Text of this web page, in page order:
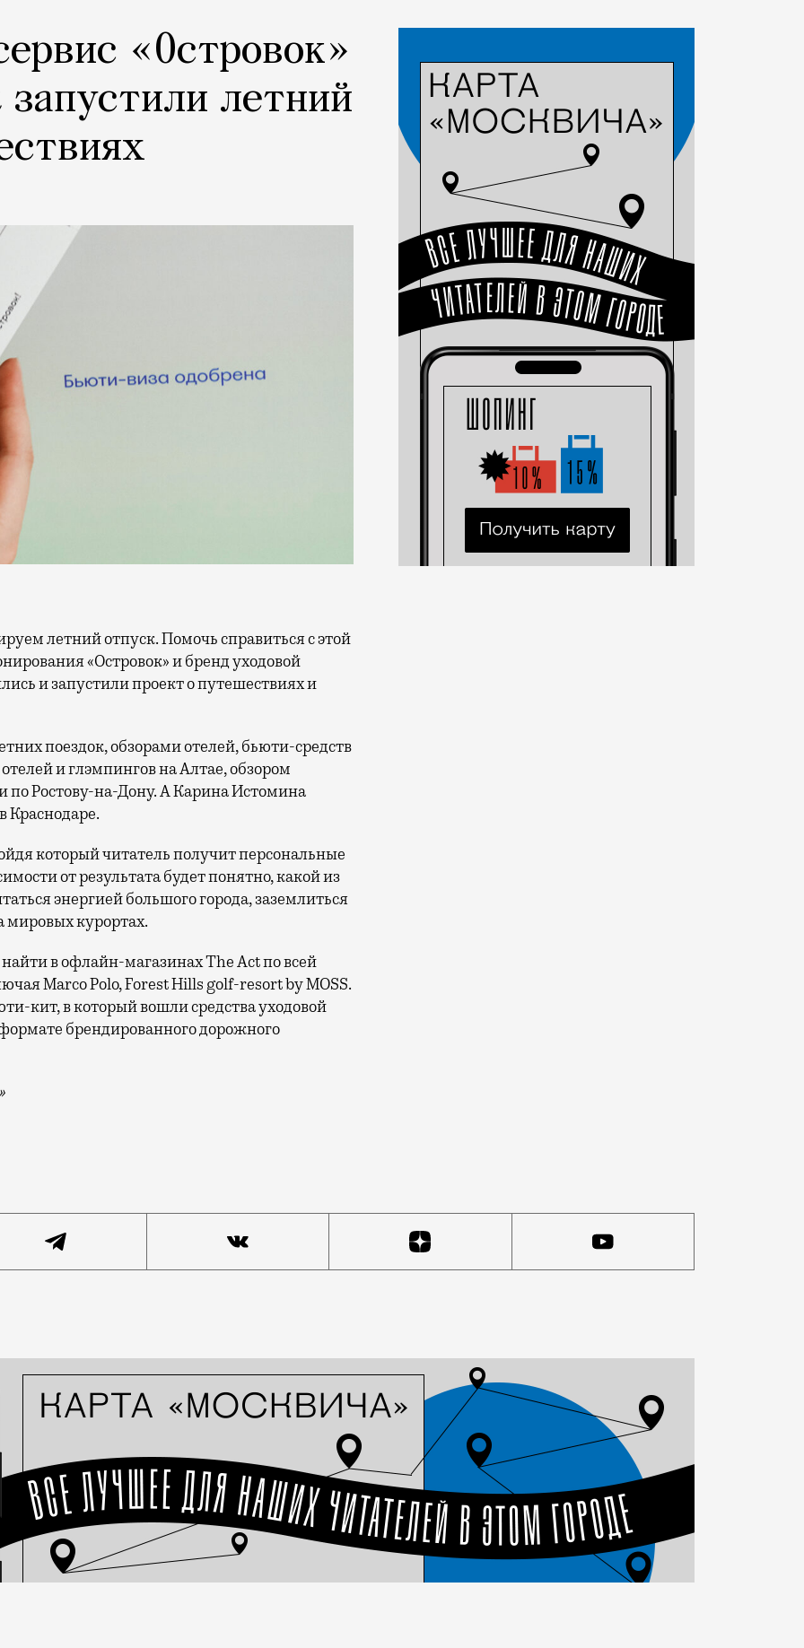
«Островок»
летний
«Островок» и бренд уходовой
и запустили проект о путешествиях и
поездок, обзорами отелей, бьюти-средств
и глэмпингов на Алтае, обзором
Ростову-на-Дону. А Карина Истомина
Краснодаре.
который читатель получит персональные
от результата будет понятно, какой из
энергией большого города, заземлиться
мировых курортах.
в офлайн-магазинах The Act по всей
Marco Polo, Forest Hills golf-resort by MOSS.
кит, в который вошли средства уходовой
брендированного дорожного
отпуск. Помочь справиться с этой задачей решил сервис онлайн-бронирования «Островок» и